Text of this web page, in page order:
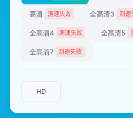
高清 测速失败 全高清3 测速
全高清4 测速失败 全高清5
全高清7 测速失败
HD